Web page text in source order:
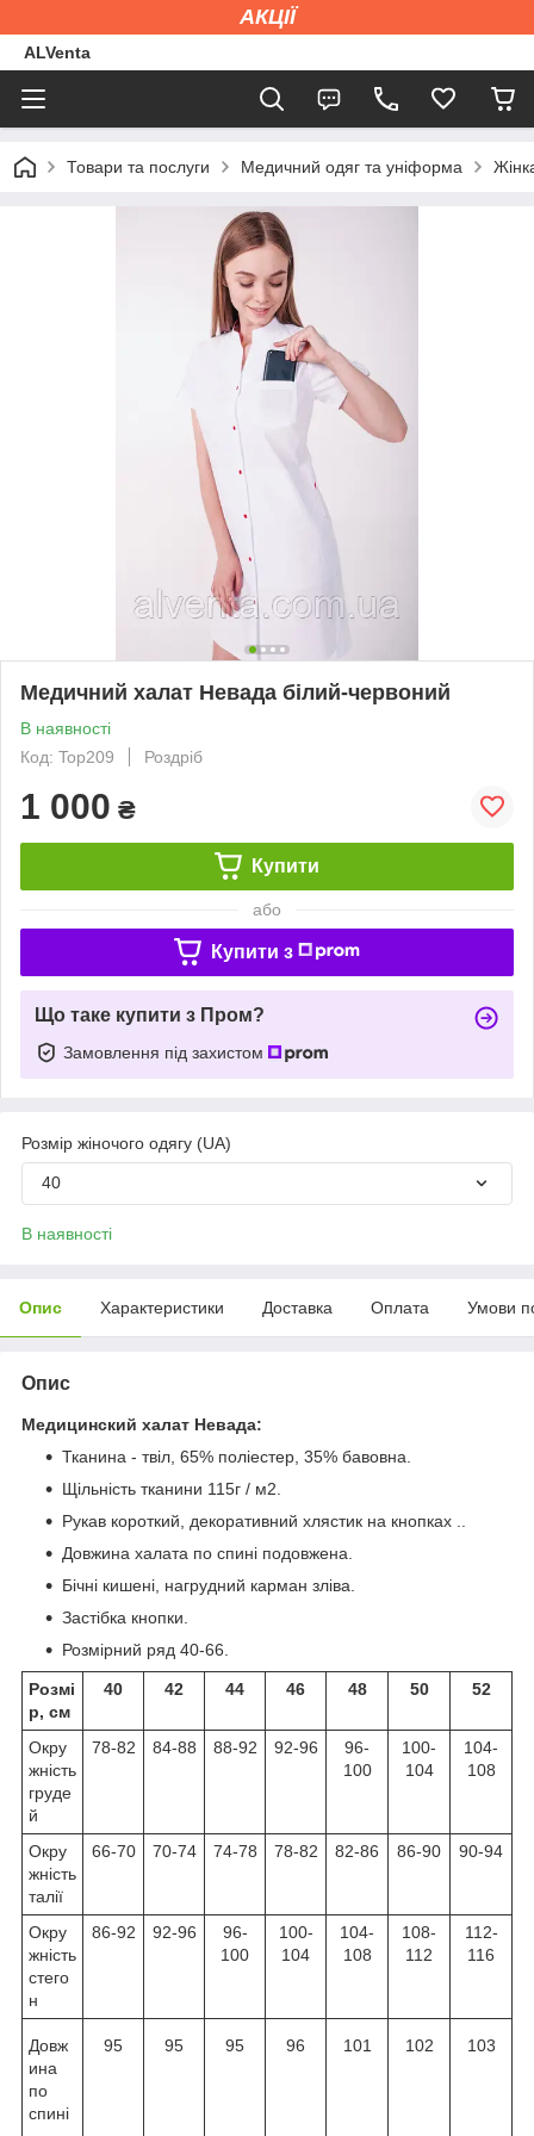
АКЦІЇ
ALVenta
Товари та послуги Медичний одяг та уніформа
Медичний халат Невада білий-червоний
В наявності
Код: Top209
Роздріб
1 000 ₴
Купити
або
Купити з
Що таке купити з Пром?
Замовлення під захистом
Розмір жіночого одягу (UA)
40
В наявності
Опис Характеристики Доставка Оплата Умови
Опис
Медицинский халат Невада:
Тканина - твіл, 65% поліестер, 35% бавовна.
Щільність тканини 115г / м2.
Рукав короткий, декоративний хлястик на кнопках ..
Довжина халата по спині подовжена.
Бічні кишені, нагрудний карман зліва.
Застібка кнопки.
Розмірний ряд 40-66.
Розмі
р, см
40 42 44 46 48 50 52
Окру
жність
груде
й
78-82 84-88 88-92 92-96
96-
100
100-
104
104-
108
Окру
жність
талії
66-70 70-74 74-78 78-82 82-86 86-90 90-94
Окру
жність
стего
н
86-92 92-96
96-
100
100-
104
104-
108
108-
112
112-
116
Довж
ина
по
спині
95 95 95 96 101 102 103